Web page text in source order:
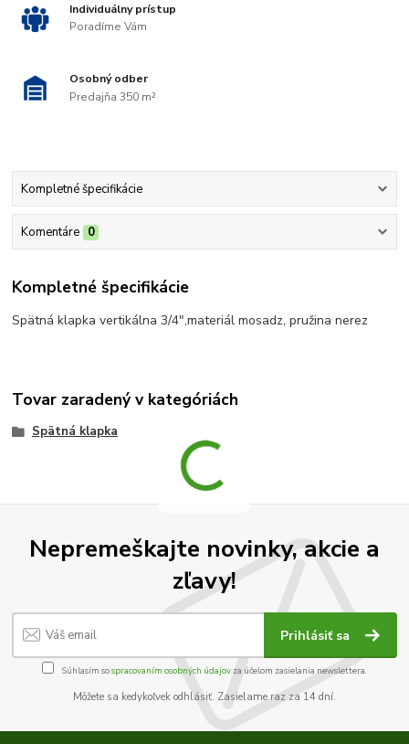
Individuálny prístup
Poradíme Vám
Osobný odber
Predajňa 350 m²
Kompletné špecifikácie
Komentáre 0
Kompletné špecifikácie
Spätná klapka vertikálna 3/4",materiál mosadz, pružina nerez
Tovar zaradený v kategóriách
Spätná klapka
Nepremeškajte novinky, akcie a
zľavy!
Prihlásiť sa
Súhlasím sospracovaním osobných údajov za účelom zasielania newslettera.
Môžete sa kedykoľvek odhlásiť. Zasielame raz za 14 dní.